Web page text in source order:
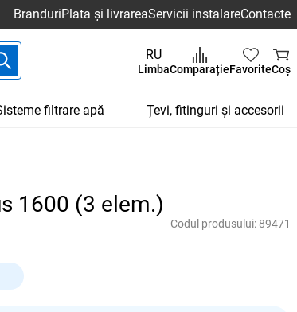
BranduriPlata și livrareaServicii instalareContacte
RU
LimbaComparațieFavoriteCoș
filtrare apă Țevi, fitinguri și accesorii
1600 (3 elem.)
Codul produsului: 89471